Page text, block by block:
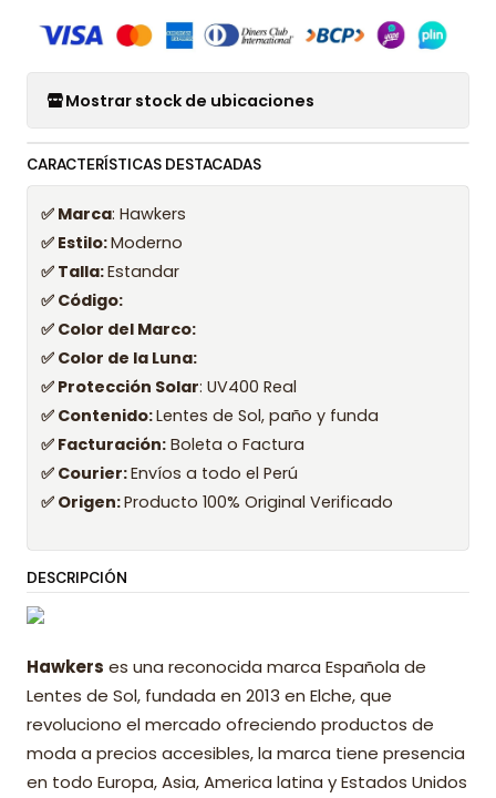
Mostrar stock de ubicaciones
CARACTERÍSTICAS DESTACADAS
✅ Marca: Hawkers
✅ Estilo:Moderno
✅ Talla:Estandar
✅ Código:
✅ Color del Marco:
✅ Color de la Luna:
✅ Protección Solar: UV400 Real
✅ Contenido:Lentes de Sol, paño y funda
✅ Facturación: Boleta o Factura
✅ Courier:Envíos a todo el Perú
✅ Origen:Producto 100% Original Verificado
DESCRIPCIÓN
Hawkers es una reconocida marca Española de
Lentes de Sol, fundada en 2013 en Elche, que
revoluciono el mercado ofreciendo productos de
moda a precios accesibles, la marca tiene presencia
en todo Europa, Asia, America latina y Estados Unidos